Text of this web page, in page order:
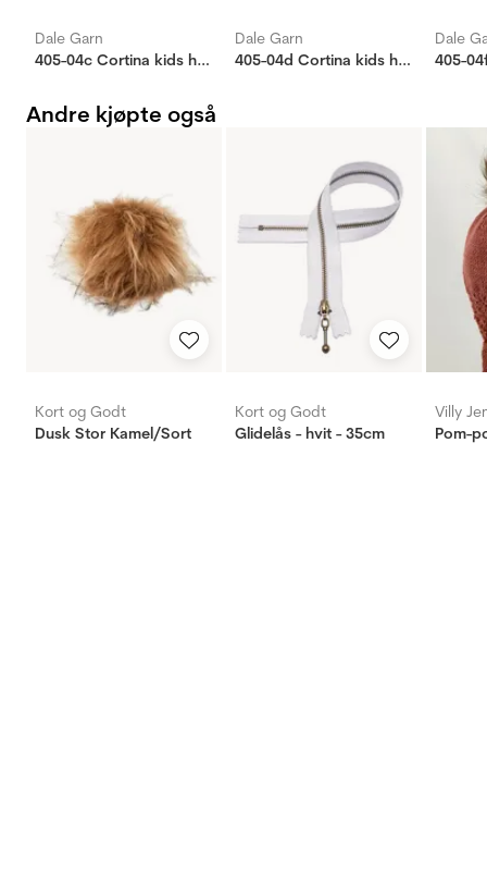
Dale Garn
405-04c Cortina kids heldress
Dale Garn
405-04d Cortina kids heldress
Dale
Andre kjøpte også
Kort og Godt
Dusk Stor Kamel/Sort
Kort og Godt
Glidelås - hvit - 35cm
Villy